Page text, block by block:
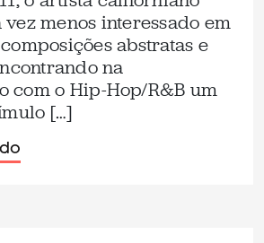
menos interessado em
abstratas e
na
com o Hip-Hop/R&B um
[…]